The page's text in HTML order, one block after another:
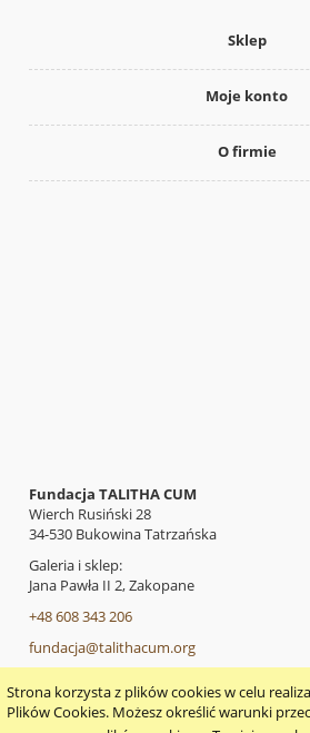
Strona korzysta z plików cookies w celu
Plików Cookies. Możesz określić warunki
Sklep
Moje konto
O firmie
Fundacja TALITHA CUM
Wierch Rusiński 28
34-530 Bukowina Tatrzańska
Galeria i sklep:
Jana Pawła II 2, Zakopane
+48 608 343 206
fundacja@talithacum.org
pokaż pełną wersję